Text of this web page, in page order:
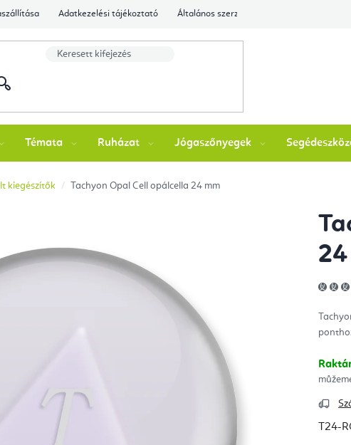
Adatkezelési tájékoztató Általános szerződési feltételek
Témata Ruházat Jógaszőnyegek
kiegészítők Tachyon Opal Cell opálcella 24 mm
T24-